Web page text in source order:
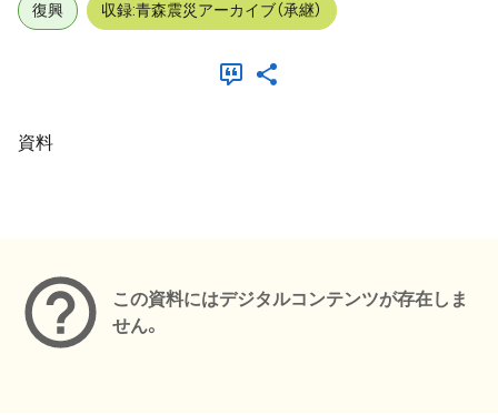
復興 収録:青森震災アーカイブ（承継）
資料
この資料にはデジタルコンテンツが存在しま
せん。